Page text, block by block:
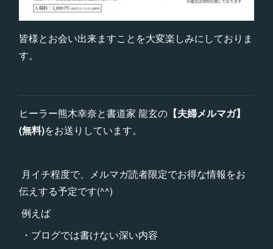
皆様とお会い出来ますことを大変楽しみにしておりま
す。
ヒーラー熊木幸奈と書道家 龍玄の【夫婦メルマガ】
(無料)をお送りしています。
月イチ程度で、メルマガ読者限定でお得な情報をお
伝えする予定です(^^)
例えば
・ブログでは書けない深い内容